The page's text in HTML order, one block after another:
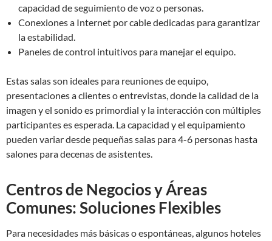
capacidad de seguimiento de voz o personas.
Conexiones a Internet por cable dedicadas para garantizar
la estabilidad.
Paneles de control intuitivos para manejar el equipo.
Estas salas son ideales para reuniones de equipo,
presentaciones a clientes o entrevistas, donde la calidad de la
imagen y el sonido es primordial y la interacción con múltiples
participantes es esperada. La capacidad y el equipamiento
pueden variar desde pequeñas salas para 4-6 personas hasta
salones para decenas de asistentes.
Centros de Negocios y Áreas
Comunes: Soluciones Flexibles
Para necesidades más básicas o espontáneas, algunos hoteles